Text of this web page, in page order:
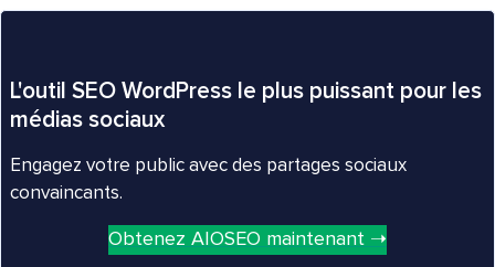
L'outil SEO WordPress le plus puissant pour les
médias sociaux
Engagez votre public avec des partages sociaux
convaincants.
Obtenez AIOSEO maintenant ➝